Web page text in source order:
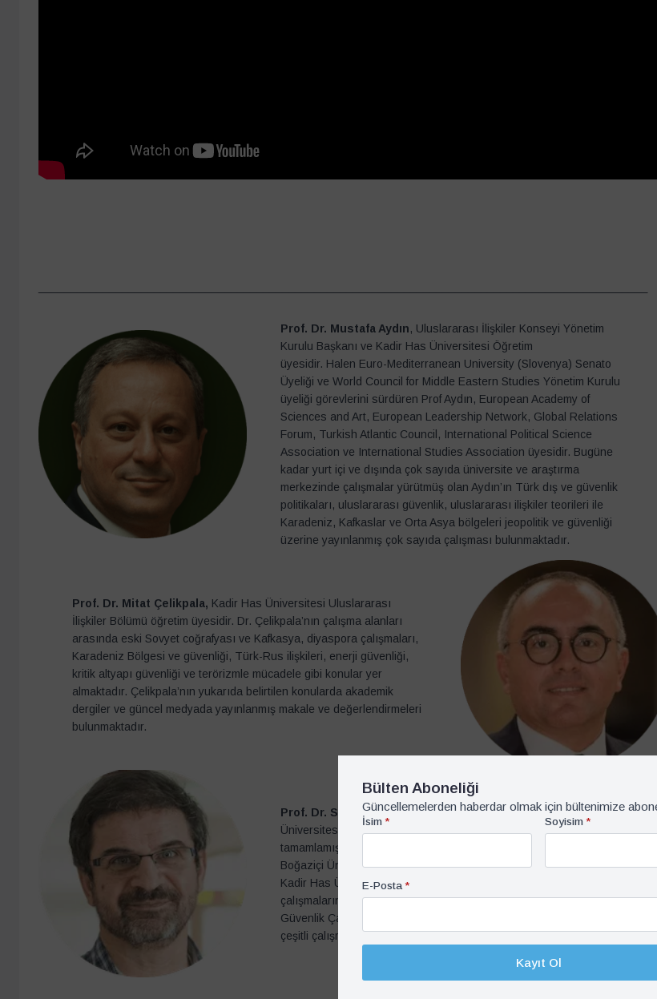
Prof. Dr. Mustafa Aydın, Uluslararası İlişkiler Konseyi Yönetim
Kurulu Başkanı ve Kadir Has Üniversitesi Öğretim
üyesidir. Halen Euro-Mediterranean University (Slovenya) Senato
Üyeliği ve World Council for Middle Eastern Studies Yönetim Kurulu
üyeliği görevlerini sürdüren Prof Aydın, European Academy of
Sciences and Art, European Leadership Network, Global Relations
Forum, Turkish Atlantic Council, International Political Science
Association ve International Studies Association üyesidir. Bugüne
kadar yurt içi ve dışında çok sayıda üniversite ve araştırma
merkezinde çalışmalar yürütmüş olan Aydın’ın Türk dış ve güvenlik
politikaları, uluslararası güvenlik, uluslararası ilişkiler teorileri ile
Karadeniz, Kafkaslar ve Orta Asya bölgeleri jeopolitik ve güvenliği
üzerine yayınlanmış çok sayıda çalışması bulunmaktadır.
Prof. Dr. Mitat Çelikpala, Kadir Has Üniversitesi Uluslararası
İlişkiler Bölümü öğretim üyesidir. Dr. Çelikpala’nın çalışma alanları
arasında eski Sovyet coğrafyası ve Kafkasya, diyaspora çalışmaları,
Karadeniz Bölgesi ve güvenliği, Türk-Rus ilişkileri, enerji güvenliği,
kritik altyapı güvenliği ve terörizmle mücadele gibi konular yer
almaktadır. Çelikpala’nın yukarıda belirtilen konularda akademik
dergiler ve güncel medyada yayınlanmış makale ve değerlendirmeleri
bulunmaktadır.
Prof. Dr. Serhat Güvenç, Lisans ve yüksek lisans eğitimi Marmara
Üniversitesi’nde, doktorasını ise Boğaziçi Üniversitesi’nde
tamamlamıştır. Daha önce Koç, Chicago, Bilgi ve
Boğaziçi Üniversitelerinde ders veren Güven. 2010 yılından bu yana
Kadir Has Üniversitesi Uluslararası İlişkiler Bölümü’nde akademik
çalışmalarını sürdürmektedir. Türk-Yunan ilişkileri, Türk-AB ilişkileri ve
Güvenlik Çalışmaları konularında yurt içinde ve dışında yayınlanmış
çeşitli çalışmaları bulunmaktadır.
Bülten Aboneliği
Güncellemelerden haberdar olmak için bültenimize
İsim * Soyisim *
E-Posta *
Kayıt Ol